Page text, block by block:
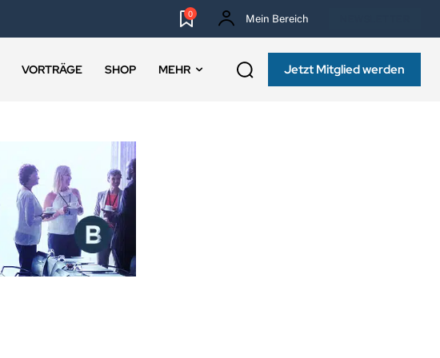
0 Mein Bereich
VORTRÄGE SHOP MEHR Jetzt Mitglied werden